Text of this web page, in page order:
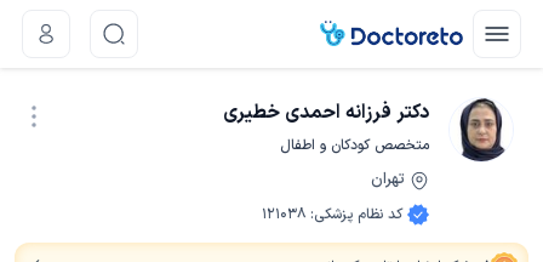
دکتر فرزانه احمدی خطیری
متخصص کودکان و اطفال
تهران
کد نظام پزشکی:
121038